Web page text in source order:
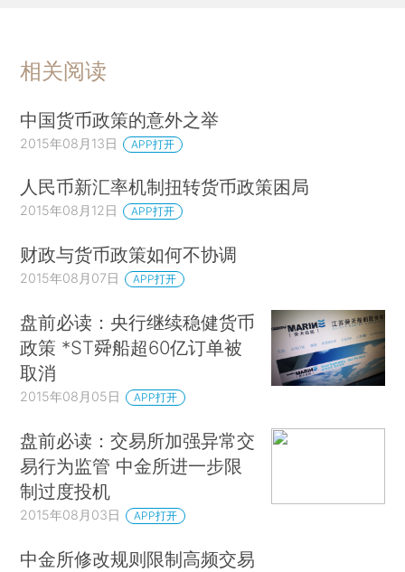
相关阅读
中国货币政策的意外之举
2015年08月13日 APP打开
人民币新汇率机制扭转货币政策困局
2015年08月12日 APP打开
财政与货币政策如何不协调
2015年08月07日 APP打开
盘前必读：央行继续稳健货币
政策 *ST舜船超60亿订单被
取消
2015年08月05日 APP打开
盘前必读：交易所加强异常交
易行为监管 中金所进一步限
制过度投机
2015年08月03日 APP打开
中金所修改规则限制高频交易